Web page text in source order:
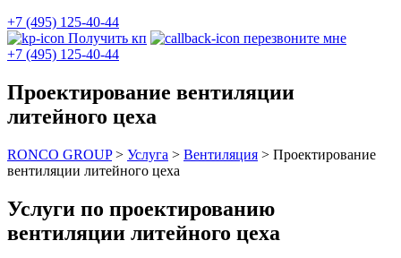
+7 (495) 125-40-44
Получить кп
перезвоните мне
+7 (495) 125-40-44
Проектирование вентиляции
литейного цеха
RONCO GROUP> Услуга > Вентиляция > Проектирование
вентиляции литейного цеха
Услуги по проектированию
вентиляции литейного цеха